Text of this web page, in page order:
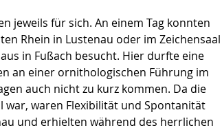
jeweils für sich. An einem Tag konnten
Rhein in Lustenau oder im Zeichensaal
in Fußach besucht. Hier durfte eine
an einer ornithologischen Führung im
auch nicht zu kurz kommen. Da die
waren Flexibilität und Spontanität
und erhielten während des herrlichen